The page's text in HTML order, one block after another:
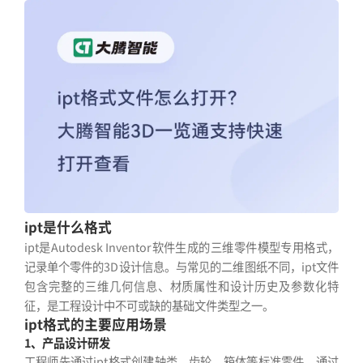
ipt是什么格式
ipt是Autodesk Inventor软件生成的三维零件模型专用格式，
记录单个零件的3D设计信息。与常见的二维图纸不同，ipt文件
包含完整的三维几何信息、材质属性和设计历史及参数化特
征，是工程设计中不可或缺的基础文件类型之一。
ipt格式的主要应用场景
1、产品设计研发